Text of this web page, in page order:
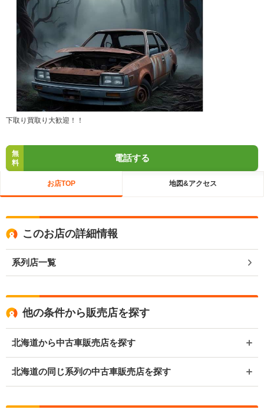
下取り買取り大歓迎！！
無
料
電話する
お店TOP 地図&アクセス
このお店の詳細情報
系列店一覧
他の条件から販売店を探す
北海道から中古車販売店を探す
北海道の同じ系列の中古車販売店を探す